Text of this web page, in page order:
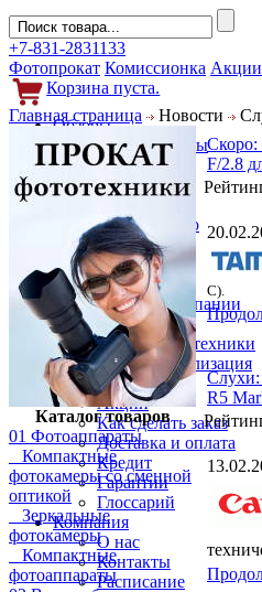
+7-831-2831133
Фотопрокат Комиссионка Акции
Корзина пуста.
Обзоры
Фотоаппараты
Объективы
Фильтры
Фото и видео
Гаджеты
Аксессуары
Слухи
Новости компании
Услуги
Прокат фототехники
Выкуп и реализация
Покупателям
Акции
Как сделать заказ
Доставка и оплата
Кредит
Гарантии
Глоссарий
Компания
О нас
Контакты
Расписание
Главная страница Новости
Каталог товаров
01 Фотоаппараты
Компактные
фотокамеры со сменной
оптикой
Зеркальные
фотокамеры
Компактные
фотоаппараты
Скоро:
F/2.8
C).
Слухи:
R5